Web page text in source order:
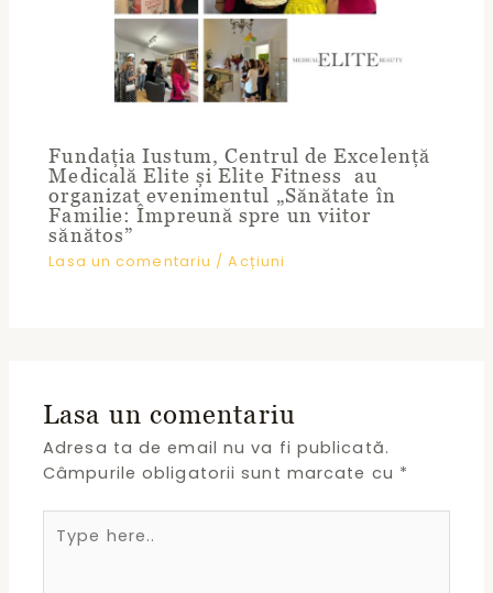
Fundația Iustum, Centrul de Excelență
Medicală Elite și Elite Fitness au
organizat evenimentul „Sănătate în
Familie: Împreună spre un viitor
sănătos”
Lasa un comentariu /Acțiuni
Lasa un comentariu
Adresa ta de email nu va fi publicată.
Câmpurile obligatorii sunt marcate cu *
here..